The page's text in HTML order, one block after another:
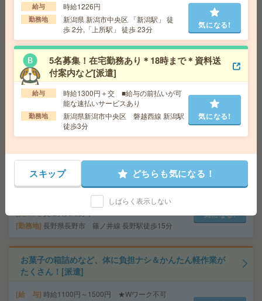
交通費 交通費支給有り
勤務地 燕三条駅～車9分 ※車通勤・バイク通勤OK
気になる!
大手企業での就業＊基本17時半までのお仕事＊書類作成
など[派遣]
給 与 時給1200円＋交 【月収例】181,200円～ ■
給与の前払いが可能な速払いサービスあり
交通費 交通費支給あり
勤務地 新潟県新潟市中央区 磐越西線 新潟駅徒歩5
気になる!
17時15分まで＊証明書発行など＊4名の大募集[派遣]
給 与 時給1400円～1450円＋交 【月収例】232,7
50円～ ■給与の前払いが可能な速払いサービスあり
勤務地 長野県長野市 篠ノ井線 長野駅徒歩15分
気になる!
お菓子の箱詰めなど、体に負担ナシ＆かんたん軽作業が
たくさん！[派遣]
給 与 時給1100円～1500円 ★Wワーク不可
給与 時給1226円
勤務地
新潟県 新潟市中央区 「新潟駅」 徒
歩 2分,「上所駅」 徒歩 23分
気になる!
5名募集！在宅勤務あり＊18時まで＊資料送
付案内など[派遣]
給与
時給1300円＋交 ■給与の前払いが可
能な速払いサービスあり
勤務地
新潟県新潟市中央区 磐越西線 新潟駅
徒歩3分
気になる!
スキップ どちらも気になる！
しばらく表示しない